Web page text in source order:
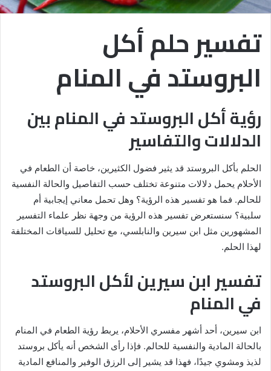
تفسير حلم أكل
البروستد في المنام
رؤية أكل البروستد في المنام بين
الدلالات والتفاسير
الحلم بأكل البروستد قد يثير فضول الكثيرين، خاصة أن الطعام في
الأحلام يحمل دلالات متنوعة تختلف حسب التفاصيل والحالة النفسية
للحالم. فما هو تفسير هذه الرؤية؟ وهل تحمل معاني إيجابية أم
سلبية؟ سنستعرض تفسير هذه الرؤية من وجهة نظر علماء التفسير
المشهورين مثل ابن سيرين والنابلسي، مع تحليل للسياقات المختلفة
لهذا الحلم.
تفسير ابن سيرين لأكل البروستد
في المنام
ابن سيرين، أحد أشهر مفسري الأحلام، يربط رؤية الطعام في المنام
بالحالة المادية والنفسية للحالم. فإذا رأى الشخص أنه يأكل بروستد
لذيذ ومشوي جيدًا، فهذا قد يشير إلى الرزق الوفير والمنافع المادية